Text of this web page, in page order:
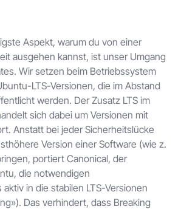
Aspekt, warum du von einer
ausgehen kannst, ist unser Umgang
Wir setzen beim Betriebssystem
LTS-Versionen, die im Abstand
werden. Der Zusatz LTS im
sich dabei um Versionen mit
Anstatt bei jeder Sicherheitslücke
Version einer Software (wie z.
portiert Canonical, der
die notwendigen
in die stabilen LTS-Versionen
Das verhindert, dass Breaking